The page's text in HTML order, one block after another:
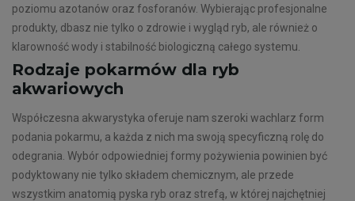
poziomu azotanów oraz fosforanów. Wybierając profesjonalne
produkty, dbasz nie tylko o zdrowie i wygląd ryb, ale również o
klarowność wody i stabilność biologiczną całego systemu.
Rodzaje pokarmów dla ryb
akwariowych
Współczesna akwarystyka oferuje nam szeroki wachlarz form
podania pokarmu, a każda z nich ma swoją specyficzną rolę do
odegrania. Wybór odpowiedniej formy pożywienia powinien być
podyktowany nie tylko składem chemicznym, ale przede
wszystkim anatomią pyska ryb oraz strefą, w której najchętniej